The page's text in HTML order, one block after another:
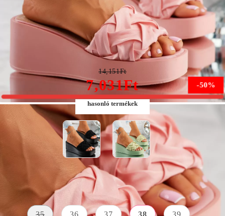
Mackenzie Női Rózsaszín Papucs Platformmal #10238
-50%
7,031Ft
14,151Ft
hasonló termékek
Méret: Méret útmutató
35 36 37 38 39